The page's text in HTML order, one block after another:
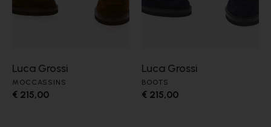
Luca Grossi
MOCCASSINS
€ 215,00
Luca Grossi
BOOTS
€ 215,00